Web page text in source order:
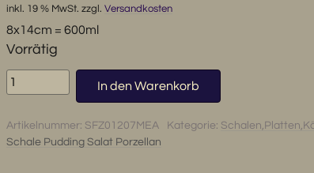
inkl. 19 % MwSt. zzgl. Versandkosten
8x14cm = 600ml
Vorrätig
"Ich
lass
nie
mehr
In den Warenkorb
Artikelnummer: SFZ01207MEA Kategorie:
Schale Pudding Salat Porzellan